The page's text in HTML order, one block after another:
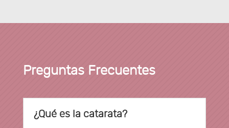
Preguntas Frecuentes
¿Qué es la catarata?